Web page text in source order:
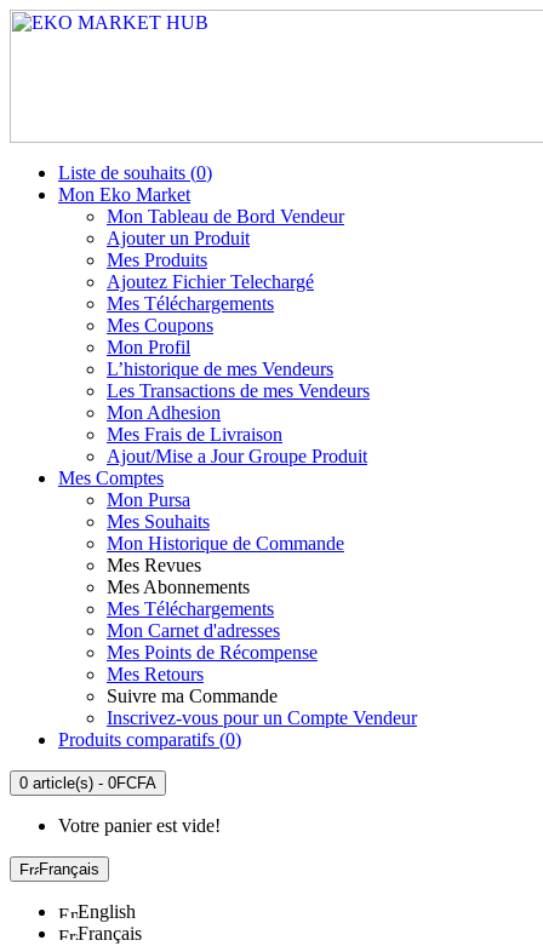
Liste de souhaits (0)
Mon Eko Market
Mon Tableau de Bord Vendeur
Ajouter un Produit
Mes Produits
Ajoutez Fichier Telechargé
Mes Téléchargements
Mes Coupons
Mon Profil
L’historique de mes Vendeurs
Les Transactions de mes Vendeurs
Mon Adhesion
Mes Frais de Livraison
Ajout/Mise a Jour Groupe Produit
Mes Comptes
Mon Pursa
Mes Souhaits
Mon Historique de Commande
Mes Revues
Mes Abonnements
Mes Téléchargements
Mon Carnet d'adresses
Mes Points de Récompense
Mes Retours
Suivre ma Commande
Inscrivez-vous pour un Compte Vendeur
Produits comparatifs (0)
0 article(s) - 0FCFA
Votre panier est vide!
Français
English
Français